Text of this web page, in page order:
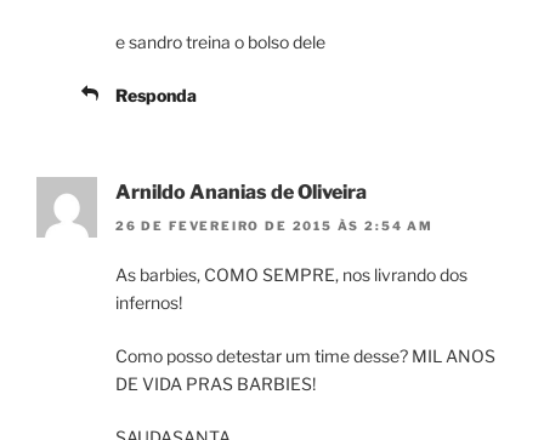
e sandro treina o bolso dele
Responda
Arnildo Ananias de Oliveira
26 DE FEVEREIRO DE 2015 ÀS 2:54 AM
As barbies, COMO SEMPRE, nos livrando dos
infernos!
Como posso detestar um time desse? MIL ANOS
DE VIDA PRAS BARBIES!